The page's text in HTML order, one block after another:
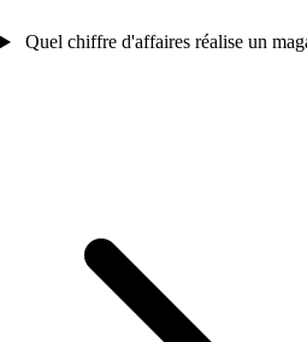
Quel chiffre d'affaires réalise un